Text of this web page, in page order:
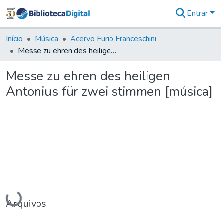
&
Coleções
Tudo na
Digital
Estatísticas
Entrar
Início Música
Acervo Furio Franceschini
Messe zu ehren des heiligen Antonius für zwei stimmen [música]
Messe zu ehren des heiligen
Antonius für zwei stimmen [música]
Carregando...
Arquivos